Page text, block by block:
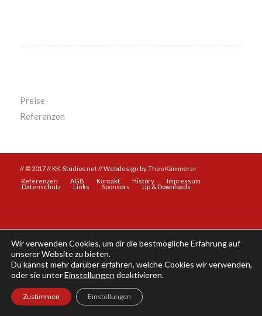
Preise
Referenzen
// © 2017 // KK-Studios.net //Webdesign by Theo Kämmerer
Referenzen
AGB Kontakt History Impressum
Datenschutz Links Sponsors Up & Downloads
Wir verwenden Cookies, um dir die bestmögliche Erfahrung auf
unserer Website zu bieten.
Du kannst mehr darüber erfahren, welche Cookies wir verwenden,
oder sie unterEinstellungen deaktivieren.
Zustimmen Einstellungen